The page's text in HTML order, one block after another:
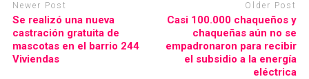
Newer Post
Se realizó una nueva
castración gratuita de
mascotas en el barrio 244
Viviendas
Older Post
Casi 100.000 chaqueños y
chaqueñas aún no se
empadronaron para recibir
el subsidio a la energía
eléctrica